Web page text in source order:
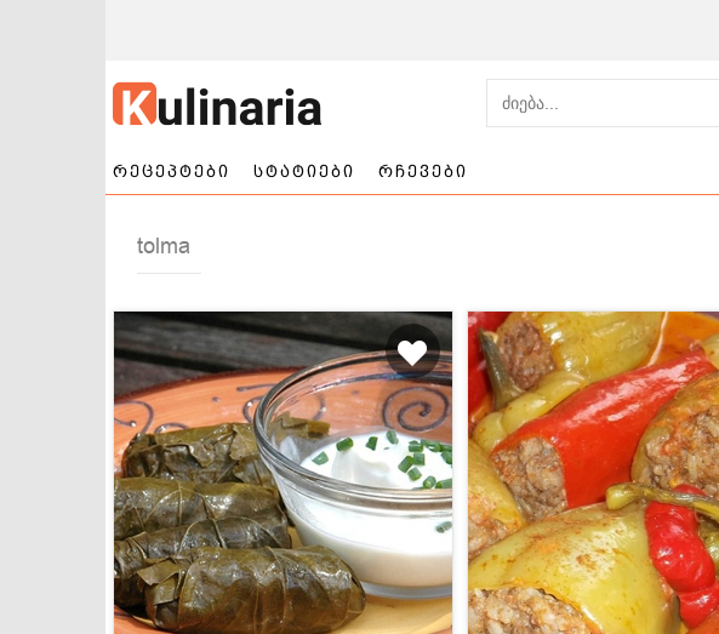
რეცეპტები
ნამცხვრები და
ტორტები
სალათები
ქართული
სამზარეულო
დესერტები და
ტკბილეულობა
სამარხვო და
ვეგეტარიანული
მსოფლიო
სამზარეულო
სტატიები რჩევები
tolma